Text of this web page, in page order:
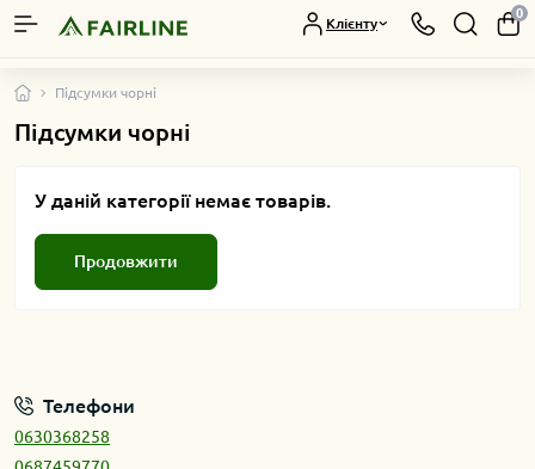
Клієнту
0
Підсумки чорні
Підсумки чорні
У даній категорії немає товарів.
Продовжити
Телефони
0630368258